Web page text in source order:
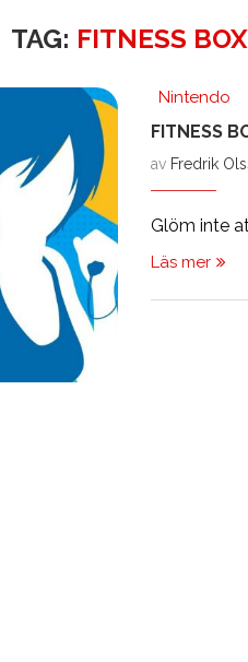
TAG: FITNESS
Nintendo
FITNESS
av Fredrik
Glöm inte
Läs mer